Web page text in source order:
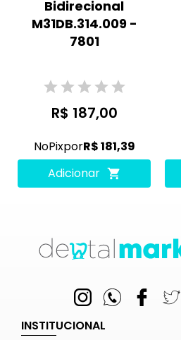
Bidirecional
M31DB.314.009 -
7801
R$ 187,00
NoPixporR$ 181,39
Adicionar
INSTITUCIONAL